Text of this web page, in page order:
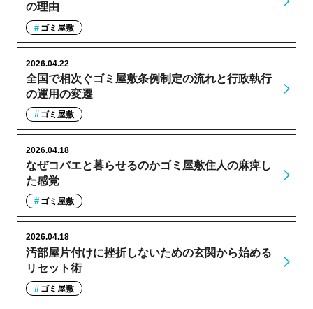
の理由
ゴミ屋敷
全国で相次ぐゴミ屋敷条例制定の流れと行政執行
の運用の変遷
2026.04.22
ゴミ屋敷
なぜコバエと暮らせるのかゴミ屋敷住人の麻痺し
た感覚
2026.04.18
ゴミ屋敷
汚部屋片付けに挫折しないための玄関から始める
リセット術
2026.04.18
ゴミ屋敷